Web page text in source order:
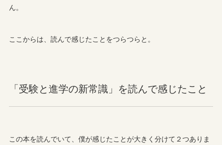
ん。
ここからは、読んで感じたことをつらつらと。
「受験と進学の新常識」を読んで感じたこと
この本を読んでいて、僕が感じたことが大きく分けて２つありま